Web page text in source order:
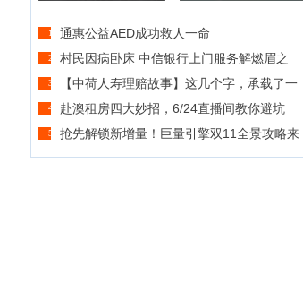
《战之刃：幸存
最具成长力品
1 通惠公益AED成功救人一命
2 村民因病卧床 中信银行上门服务解燃眉之
3 【中荷人寿理赔故事】这几个字，承载了一
4 赴澳租房四大妙招，6/24直播间教你避坑
5 抢先解锁新增量！巨量引擎双11全景攻略来